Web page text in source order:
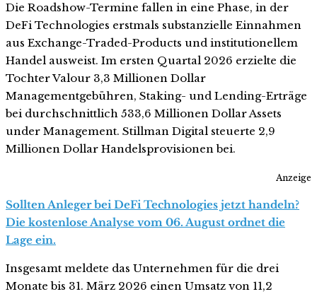
Die Roadshow-Termine fallen in eine Phase, in der
DeFi Technologies erstmals substanzielle Einnahmen
aus Exchange-Traded-Products und institutionellem
Handel ausweist. Im ersten Quartal 2026 erzielte die
Tochter Valour 3,3 Millionen Dollar
Managementgebühren, Staking- und Lending-Erträge
bei durchschnittlich 533,6 Millionen Dollar Assets
under Management. Stillman Digital steuerte 2,9
Millionen Dollar Handelsprovisionen bei.
Anzeige
Sollten Anleger bei DeFi Technologies jetzt handeln?
Die kostenlose Analyse vom 06. August ordnet die
Lage ein.
Insgesamt meldete das Unternehmen für die drei
Monate bis 31. März 2026 einen Umsatz von 11,2